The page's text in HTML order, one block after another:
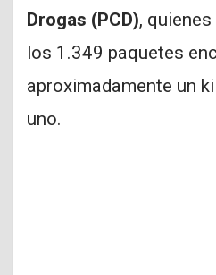
Drogas (PCD),
los 1.349 paquetes
aproximadamente un
uno.